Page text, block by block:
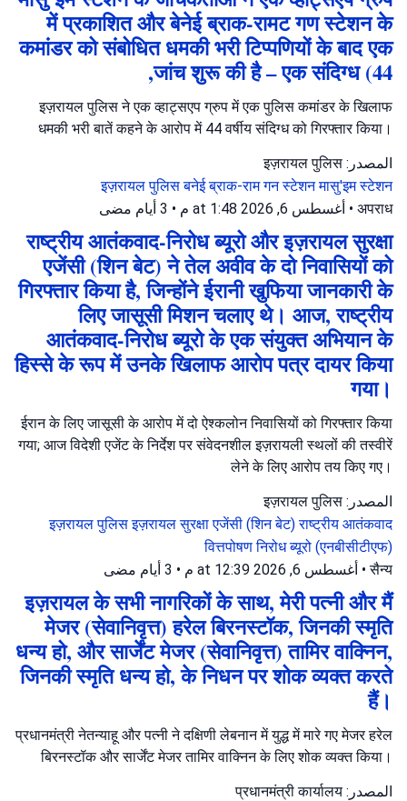
में प्रकाशित और बेनेई ब्राक-रामट गण स्टेशन के
कमांडर को संबोधित धमकी भरी टिप्पणियों के बाद एक
जांच शुरू की है – एक संदिग्ध (44,
इज़रायल पुलिस ने एक व्हाट्सएप ग्रुप में एक पुलिस कमांडर के खिलाफ
धमकी भरी बातें कहने के आरोप में 44 वर्षीय संदिग्ध को गिरफ्तार किया।
المصدر: इज़रायल पुलिस
इज़रायल पुलिसबनेई ब्राक-राम गन स्टेशनमासु'इम स्टेशन
अपराध
• أغسطس 6, 2026 at 1:48 م • 3 أيام مضى
राष्ट्रीय आतंकवाद-निरोध ब्यूरो और इज़रायल सुरक्षा
एजेंसी (शिन बेट) ने तेल अवीव के दो निवासियों को
गिरफ्तार किया है, जिन्होंने ईरानी खुफिया जानकारी के
लिए जासूसी मिशन चलाए थे। आज, राष्ट्रीय
आतंकवाद-निरोध ब्यूरो के एक संयुक्त अभियान के
हिस्से के रूप में उनके खिलाफ आरोप पत्र दायर किया
गया।
ईरान के लिए जासूसी के आरोप में दो ऐश्कलोन निवासियों को गिरफ्तार किया
गया; आज विदेशी एजेंट के निर्देश पर संवेदनशील इज़रायली स्थलों की तस्वीरें
लेने के लिए आरोप तय किए गए।
المصدر: इज़रायल पुलिस
इज़रायल पुलिसइज़रायल सुरक्षा एजेंसी (शिन बेट)राष्ट्रीय आतंकवाद
वित्तपोषण निरोध ब्यूरो (एनबीसीटीएफ)
सैन्य
• أغسطس 6, 2026 at 12:39 م • 3 أيام مضى
इज़रायल के सभी नागरिकों के साथ, मेरी पत्नी और मैं
मेजर (सेवानिवृत्त) हरेल बिरनस्टॉक, जिनकी स्मृति
धन्य हो, और सार्जेंट मेजर (सेवानिवृत्त) तामिर वाक्निन,
जिनकी स्मृति धन्य हो, के निधन पर शोक व्यक्त करते
हैं।
प्रधानमंत्री नेतन्याहू और पत्नी ने दक्षिणी लेबनान में युद्ध में मारे गए मेजर हरेल
बिरनस्टॉक और सार्जेंट मेजर तामिर वाक्निन के लिए शोक व्यक्त किया।
المصدر: प्रधानमंत्री कार्यालय